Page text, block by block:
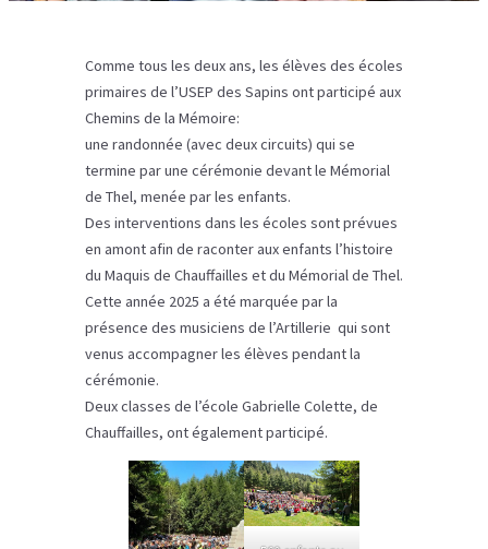
Comme tous les deux ans, les élèves des écoles
primaires de l’USEP des Sapins ont participé aux
Chemins de la Mémoire:
une randonnée (avec deux circuits) qui se
termine par une cérémonie devant le Mémorial
de Thel, menée par les enfants.
Des interventions dans les écoles sont prévues
en amont afin de raconter aux enfants l’histoire
du Maquis de Chauffailles et du Mémorial de Thel.
Cette année 2025 a été marquée par la
présence des musiciens de l’Artillerie qui sont
venus accompagner les élèves pendant la
cérémonie.
Deux classes de l’école Gabrielle Colette, de
Chauffailles, ont également participé.